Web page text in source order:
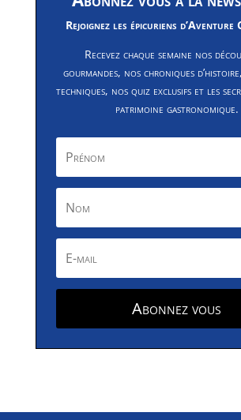
Rejoignez les épicuriens
Recevez chaque semaine nos
gourmandes, nos chroniques
techniques, nos quiz exclusifs et les
patrimoine gastronomique.
Abonnez vous